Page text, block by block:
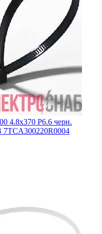
4.8х370 P6.6 черн.